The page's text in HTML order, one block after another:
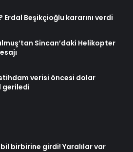
Erdal Beşikçioğlu kararını verdi
Sincan’daki Helikopter
verisi öncesi dolar
geriledi
birbirine girdi! Yaralılar var